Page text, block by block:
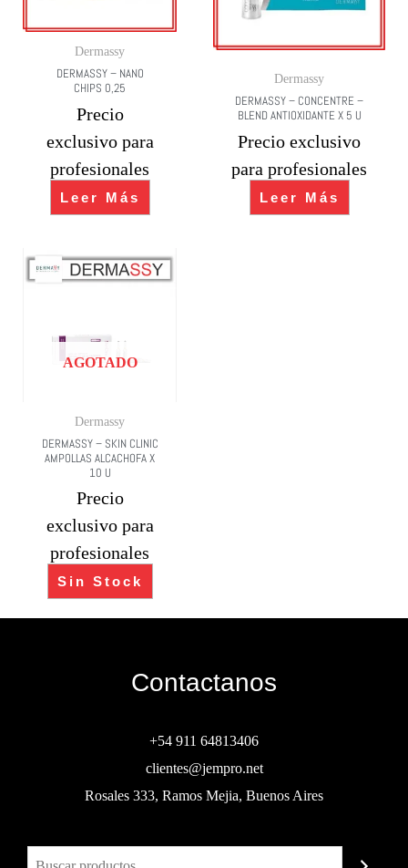
Dermassy
DERMASSY – NANO
CHIPS 0,25
Precio
exclusivo para
profesionales
Leer Más
Dermassy
DERMASSY – CONCENTRE –
BLEND ANTIOXIDANTE X 5 U
Precio exclusivo
para profesionales
Leer Más
AGOTADO
Dermassy
DERMASSY – SKIN CLINIC
AMPOLLAS ALCACHOFA X
10 U
Precio
exclusivo para
profesionales
Sin Stock
Contactanos
+54 911 64813406
clientes@jempro.net
Rosales 333, Ramos Mejia, Buenos Aires